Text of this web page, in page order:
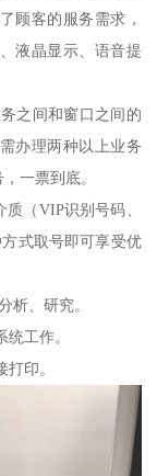
顾客的服务需求，
液晶显示、语音提
之间和窗口之间的
办理两种以上业务
一票到底。
（VIP识别号码、
式取号即可享受优
析、研究。
工作。
印。